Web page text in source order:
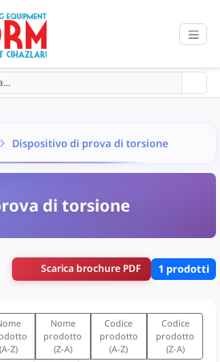
Dispositivo di prova di torsione
di torsione
Scarica brochure PDF 1 prodotti
(A-Z)
Nome
prodotto
(Z-A)
Codice
prodotto
(A-Z)
Codice
prodotto
(Z-A)